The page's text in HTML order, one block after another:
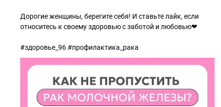
Дорогие женщины, берегите себя! И ставьте лайк, если
относитесь к своему здоровью с заботой и любовью❤
#здоровье_96 #профилактика_рака